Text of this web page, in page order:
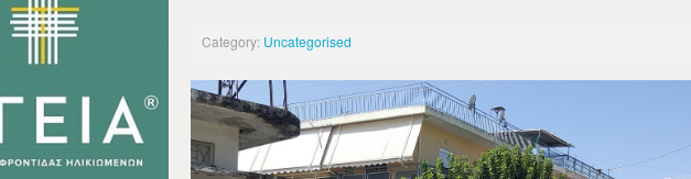
Category: Uncategorised